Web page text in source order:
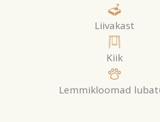
Liivakast
Kiik
Lemmikloomad